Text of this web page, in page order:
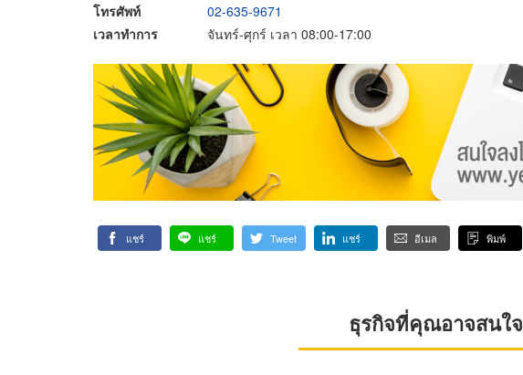
โทรศัพท์
02-635-9671
เวลาทำการ
จันทร์-ศุกร์ เวลา 08:00-17:00
แชร์ แชร์ Tweet แชร์ อีเมล พิมพ์
ธุรกิจที่คุณอาจสนใจ